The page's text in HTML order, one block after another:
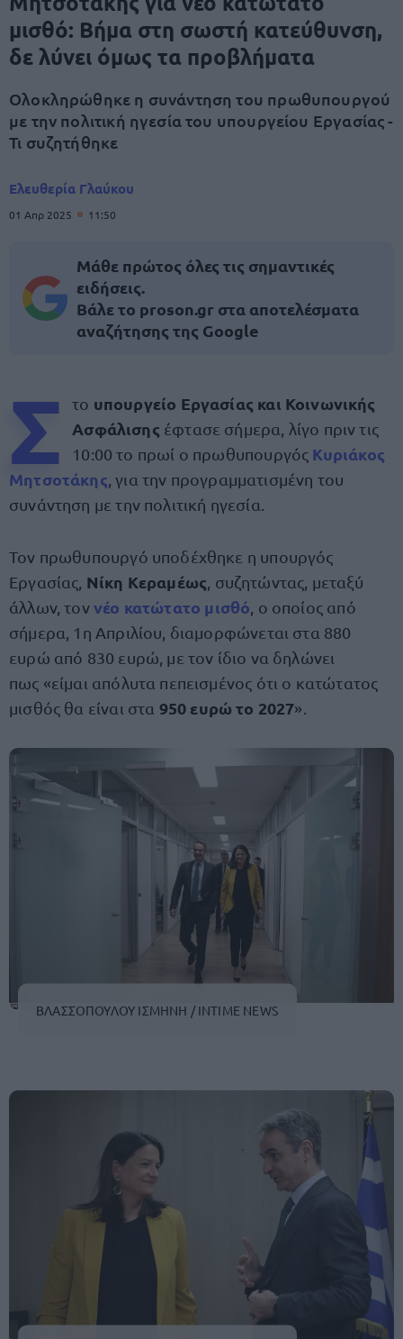
μισθό: Βήμα στη σωστή κατεύθυνση,
δε λύνει όμως τα προβλήματα
Ολοκληρώθηκε η συνάντηση του πρωθυπουργού
με την πολιτική ηγεσία του υπουργείου Εργασίας -
Τι συζητήθηκε
Ελευθερία Γλαύκου
01 Απρ 2025 11:50
Μάθε πρώτος όλες τις σημαντικές
ειδήσεις.
Βάλε το proson.gr στα αποτελέσματα
αναζήτησης της Google
Σ το υπουργείο Εργασίας και Κοινωνικής
Ασφάλισης έφτασε σήμερα, λίγο πριν τις
10:00 το πρωί ο πρωθυπουργός Κυριάκος
Μητσοτάκης , για την προγραμματισμένη του
συνάντηση με την πολιτική ηγεσία.
Τον πρωθυπουργό υποδέχθηκε η υπουργός
Εργασίας, Νίκη Κεραμέως , συζητώντας, μεταξύ
άλλων, τοννέο κατώτατο μισθό , ο οποίος από
σήμερα, 1η Απριλίου, διαμορφώνεται στα 880
ευρώ από 830 ευρώ, με τον ίδιο να δηλώνει
πως «είμαι απόλυτα πεπεισμένος ότι ο κατώτατος
μισθός θα είναι στα 950 ευρώ το 2027».
ΒΛΑΣΣΟΠΟΥΛΟΥ ΙΣΜΗΝΗ / INTIME NEWS